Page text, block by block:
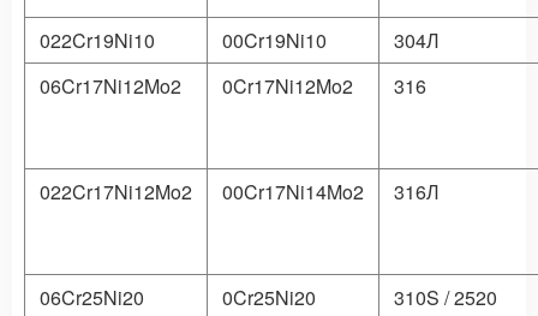
022Cr19Ni10 00Cr19Ni10
304Л
06Cr17Ni12Mo2
0Cr17Ni12Mo2 316
022Cr17Ni12Mo2 00Cr17Ni14Mo2 316Л
06Cr25Ni20 0Cr25Ni20 310S / 2520